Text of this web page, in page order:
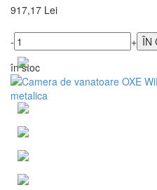
917,17 Lei
-
+
în stoc